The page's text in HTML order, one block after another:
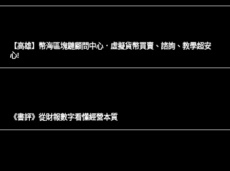
【高雄】幣海區塊鏈顧問中心．虛擬貨幣買賣、諮詢、教學超安
心!
《書評》從財報數字看懂經營本質